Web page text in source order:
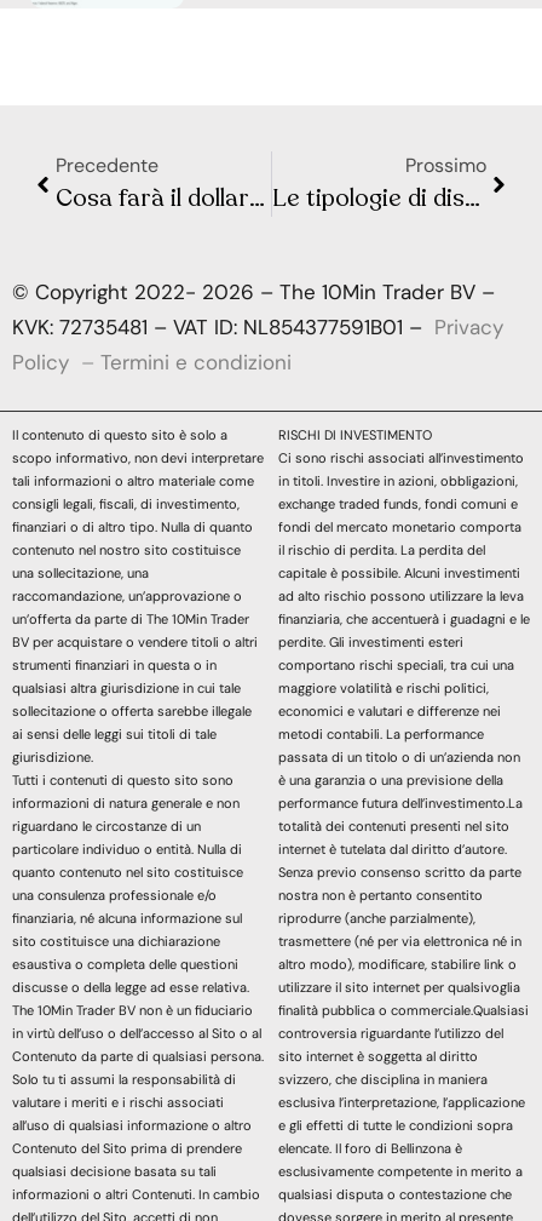
Precedente
Cosa farà il dollaro nel 2022?
Prossimo
Le tipologie di disoccupazione
© Copyright 2022- 2026 – The 10Min Trader BV –
KVK: 72735481 – VAT ID: NL854377591B01 – Privacy
Policy – Termini e condizioni
Il contenuto di questo sito è solo a
scopo informativo, non devi interpretare
tali informazioni o altro materiale come
consigli legali, fiscali, di investimento,
finanziari o di altro tipo. Nulla di quanto
contenuto nel nostro sito costituisce
una sollecitazione, una
raccomandazione, un’approvazione o
un’offerta da parte di The 10Min Trader
BV per acquistare o vendere titoli o altri
strumenti finanziari in questa o in
qualsiasi altra giurisdizione in cui tale
sollecitazione o offerta sarebbe illegale
ai sensi delle leggi sui titoli di tale
giurisdizione.
Tutti i contenuti di questo sito sono
informazioni di natura generale e non
riguardano le circostanze di un
particolare individuo o entità. Nulla di
quanto contenuto nel sito costituisce
una consulenza professionale e/o
finanziaria, né alcuna informazione sul
sito costituisce una dichiarazione
esaustiva o completa delle questioni
discusse o della legge ad esse relativa.
The 10Min Trader BV non è un fiduciario
in virtù dell’uso o dell’accesso al Sito o al
Contenuto da parte di qualsiasi persona.
Solo tu ti assumi la responsabilità di
valutare i meriti e i rischi associati
all’uso di qualsiasi informazione o altro
Contenuto del Sito prima di prendere
qualsiasi decisione basata su tali
informazioni o altri Contenuti. In cambio
dell’utilizzo del Sito, accetti di non
RISCHI DI INVESTIMENTO
Ci sono rischi associati all’investimento
in titoli. Investire in azioni, obbligazioni,
exchange traded funds, fondi comuni e
fondi del mercato monetario comporta
il rischio di perdita. La perdita del
capitale è possibile. Alcuni investimenti
ad alto rischio possono utilizzare la leva
finanziaria, che accentuerà i guadagni e le
perdite. Gli investimenti esteri
comportano rischi speciali, tra cui una
maggiore volatilità e rischi politici,
economici e valutari e differenze nei
metodi contabili. La performance
passata di un titolo o di un’azienda non
è una garanzia o una previsione della
performance futura dell’investimento.La
totalità dei contenuti presenti nel sito
internet è tutelata dal diritto d’autore.
Senza previo consenso scritto da parte
nostra non è pertanto consentito
riprodurre (anche parzialmente),
trasmettere (né per via elettronica né in
altro modo), modificare, stabilire link o
utilizzare il sito internet per qualsivoglia
finalità pubblica o commerciale.Qualsiasi
controversia riguardante l’utilizzo del
sito internet è soggetta al diritto
svizzero, che disciplina in maniera
esclusiva l’interpretazione, l’applicazione
e gli effetti di tutte le condizioni sopra
elencate. Il foro di Bellinzona è
esclusivamente competente in merito a
qualsiasi disputa o contestazione che
dovesse sorgere in merito al presente